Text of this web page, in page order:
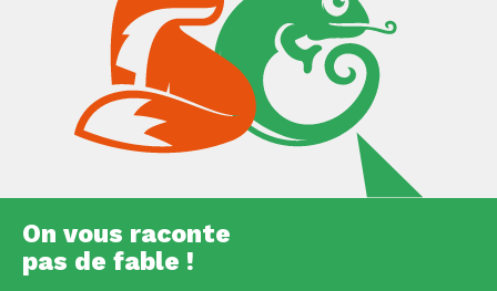
On vous raconte
pas de fable !